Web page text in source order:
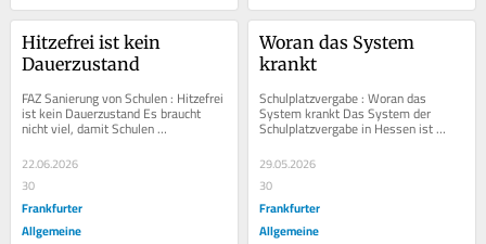
Hitzefrei ist kein
Dauerzustand
FAZ Sanierung von Schulen : Hitzefrei
ist kein Dauerzustand Es braucht
nicht viel, damit Schulen
funktionieren. Ein ausreichender
Hitzeschutz sollte...
22.06.2026
30
Frankfurter
Allgemeine
Woran das System
krankt
Schulplatzvergabe : Woran das
System krankt Das System der
Schulplatzvergabe in Hessen ist
ungerecht und muss reformiert
werden. Andere Bundesländer...
29.05.2026
30
Frankfurter
Allgemeine